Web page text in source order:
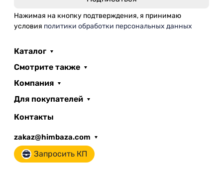
Нажимая на кнопку подтверждения, я принимаю
условия политики обработки персональных данных
Каталог
Смотрите также
Компания
Для покупателей
Контакты
zakaz@himbaza.com
Запросить КП